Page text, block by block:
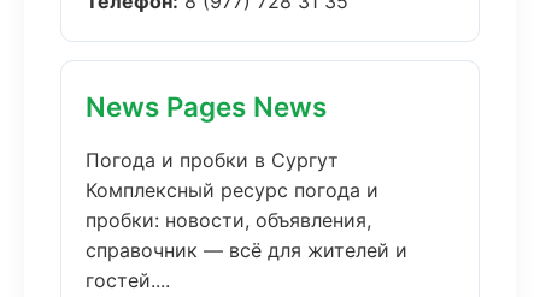
News Pages News
Погода и пробки в Сургут
Комплексный ресурс погода и
пробки: новости, объявления,
справочник — всё для жителей и
гостей....